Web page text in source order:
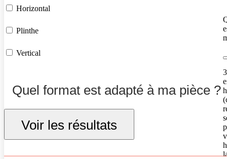
Horizontal
Plinthe
Vertical
Quel format est adapté à ma pièce ?
Voir les résultats